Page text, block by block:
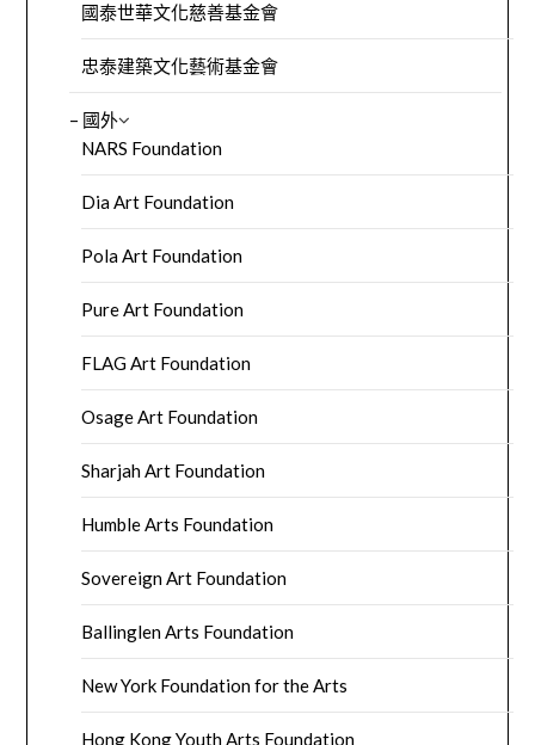
國泰世華文化慈善基金會
忠泰建築文化藝術基金會
– 國外
NARS Foundation
Dia Art Foundation
Pola Art Foundation
Pure Art Foundation
FLAG Art Foundation
Osage Art Foundation
Sharjah Art Foundation
Humble Arts Foundation
Sovereign Art Foundation
Ballinglen Arts Foundation
New York Foundation for the Arts
Hong Kong Youth Arts Foundation